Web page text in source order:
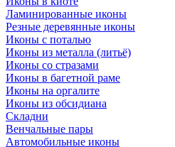
Ламинированные иконы
Резные деревянные иконы
Иконы с поталью
Иконы из металла (литьё)
Иконы со стразами
Иконы в багетной раме
Иконы на оргалите
Иконы из обсидиана
Складни
Венчальные пары
Автомобильные иконы